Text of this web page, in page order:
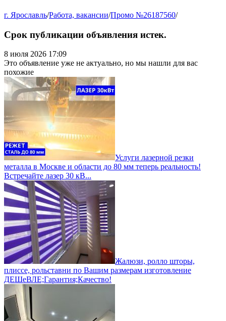
г. Ярославль/Работа, вакансии/Промо №26187560/
Срок публикации объявления истек.
8 июля 2026 17:09
Это объявление уже не актуально, но мы нашли для вас
похожие
Услуги лазерной резки
металла в Москве и области до 80 мм теперь реальность!
Встречайте лазер 30 кВ...
Жалюзи, ролло шторы,
плиссе, рольставни по Вашим размерам изготовление
ДЕШеВЛЕ;Гарантия;Качество!